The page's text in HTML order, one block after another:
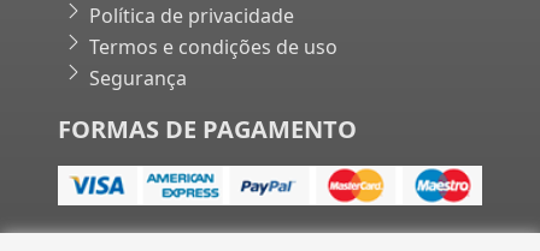
Política de privacidade
Termos e condições de uso
Segurança
FORMAS DE PAGAMENTO